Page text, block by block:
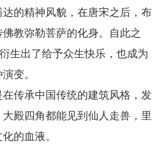
的精神风貌，在唐宋之后，布
教弥勒菩萨的化身。自此之
生出了给予众生快乐，也成为
变。
传承中国传统的建筑风格，发
殿四角都能见到仙人走兽，里
的血液。